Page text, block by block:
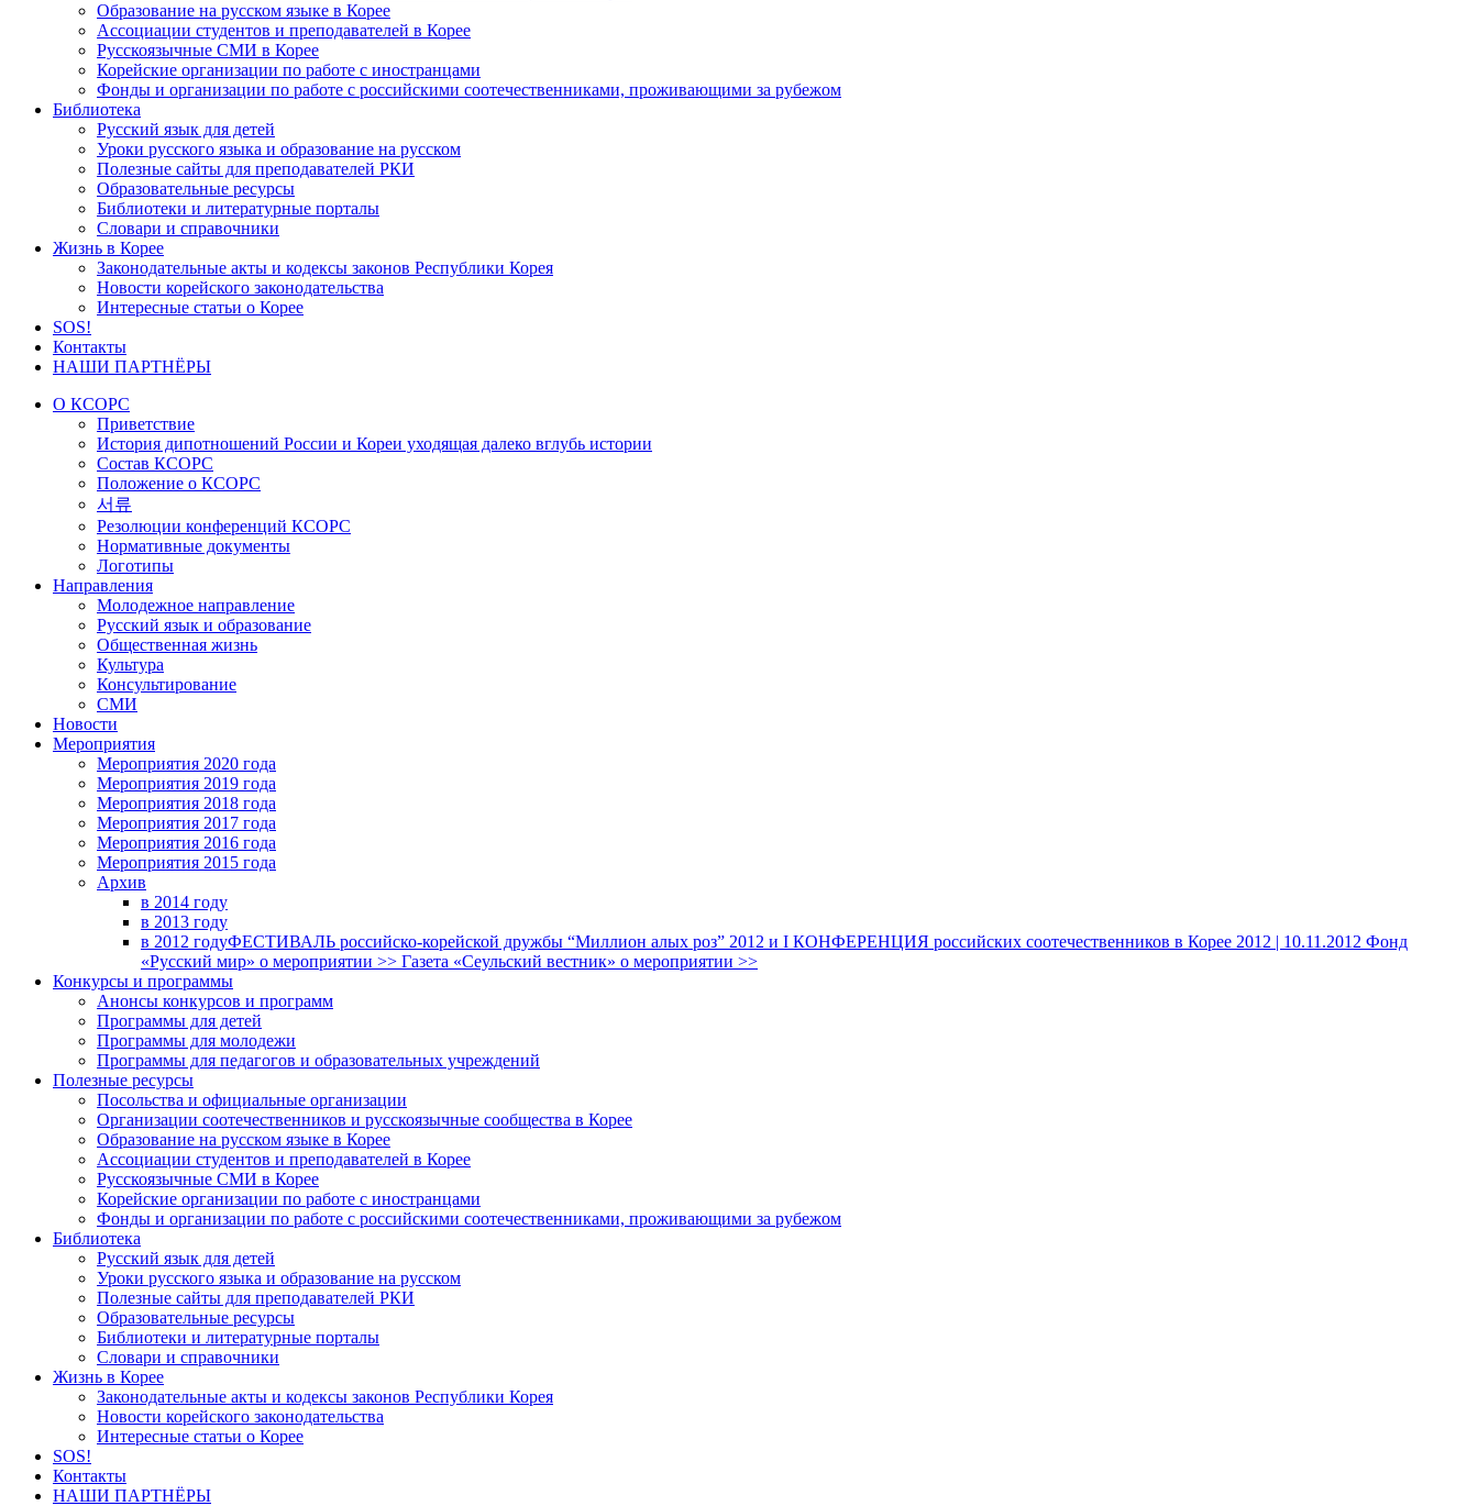
Образование на русском языке в Корее
Ассоциации студентов и преподавателей в Корее
Русскоязычные СМИ в Корее
Корейские организации по работе с иностранцами
Фонды и организации по работе с российскими соотечественниками, проживающими за рубежом
Библиотека
Русский язык для детей
Уроки русского языка и образование на русском
Полезные сайты для преподавателей РКИ
Образовательные ресурсы
Библиотеки и литературные порталы
Словари и справочники
Жизнь в Корее
Законодательные акты и кодексы законов Республики Корея
Новости корейского законодательства
Интересные статьи о Корее
SOS!
Контакты
НАШИ ПАРТНЁРЫ
О КСОРС
Приветствие
История дипотношений России и Кореи уходящая далеко вглубь истории
Состав КСОРС
Положение о КСОРС
서류
Резолюции конференций КСОРС
Нормативные документы
Логотипы
Направления
Молодежное направление
Русский язык и образование
Общественная жизнь
Культура
Консультирование
СМИ
Новости
Мероприятия
Мероприятия 2020 года
Мероприятия 2019 года
Мероприятия 2018 годa
Мероприятия 2017 года
Мероприятия 2016 года
Мероприятия 2015 года
Архив
в 2014 году
в 2013 году
в 2012 годуФЕСТИВАЛЬ российско-корейской дружбы “Миллион алых роз” 2012 и I КОНФЕРЕНЦИЯ российских соотечественников в Корее 2012 | 10.11.2012 Фонд
«Русский мир» о мероприятии >> Газета «Сеульский вестник» о мероприятии >>
Конкурсы и программы
Анонсы конкурсов и программ
Программы для детей
Программы для молодежи
Программы для педагогов и образовательных учреждений
Полезные ресурсы
Посольства и официальные организации
Организации соотечественников и русскоязычные сообщества в Корее
Образование на русском языке в Корее
Ассоциации студентов и преподавателей в Корее
Русскоязычные СМИ в Корее
Корейские организации по работе с иностранцами
Фонды и организации по работе с российскими соотечественниками, проживающими за рубежом
Библиотека
Русский язык для детей
Уроки русского языка и образование на русском
Полезные сайты для преподавателей РКИ
Образовательные ресурсы
Библиотеки и литературные порталы
Словари и справочники
Жизнь в Корее
Законодательные акты и кодексы законов Республики Корея
Новости корейского законодательства
Интересные статьи о Корее
SOS!
Контакты
НАШИ ПАРТНЁРЫ